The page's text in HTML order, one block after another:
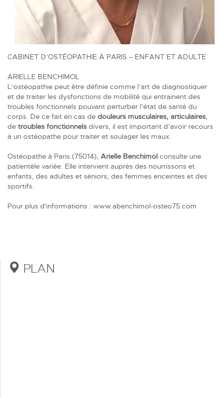
CABINET D’OSTÉOPATHIE À PARIS – ENFANT ET ADULTE
ARIELLE BENCHIMOL
L’ostéopathie peut être définie comme l’art de diagnostiquer
et de traiter les dysfonctions de mobilité qui entrainent des
troubles fonctionnels pouvant perturber l’état de santé du
corps. De ce fait en cas de douleurs musculaires, articulaires,
de troubles fonctionnels divers, il est important d’avoir recours
à un ostéopathe pour traiter et soulager les maux.
Ostéopathe à Paris (75014), Arielle Benchimol consulte une
patientèle variée. Elle intervient auprès des nourrissons et
enfants, des adultes et séniors, des femmes enceintes et des
sportifs.
Pour plus d'informations : www.abenchimol-osteo75.com
PLAN